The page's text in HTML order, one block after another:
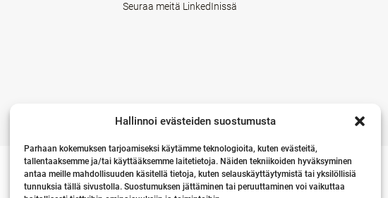
Hallinnoi evästeiden suostumusta
Parhaan kokemuksen tarjoamiseksi käytämme teknologioita, kuten evästeitä,
tallentaaksemme ja/tai käyttääksemme laitetietoja. Näiden tekniikoiden hyväksyminen
antaa meille mahdollisuuden käsitellä tietoja, kuten selauskäyttäytymistä tai yksilöllisiä
tunnuksia tällä sivustolla. Suostumuksen jättäminen tai peruuttaminen voi vaikuttaa
Seuraa meitä LinkedInissä